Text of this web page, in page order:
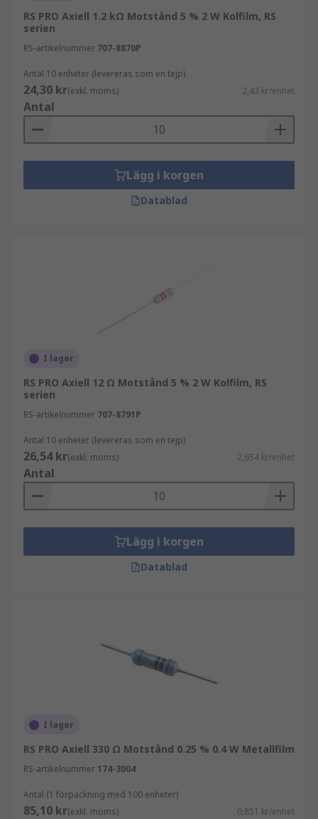
RS PRO Axiell 1.2 kΩ Motstånd 5 % 2 W Kolfilm, RS
serien
RS-artikelnummer 707-8870P
Antal 10 enheter (levereras som en tejp)
24,30 kr(exkl. moms) 2,43 kr/enhet
Antal
Lägg i korgen
Datablad
I lager
RS PRO Axiell 12 Ω Motstånd 5 % 2 W Kolfilm, RS
serien
RS-artikelnummer 707-8791P
Antal 10 enheter (levereras som en tejp)
26,54 kr(exkl. moms) 2,654 kr/enhet
Antal
Lägg i korgen
Datablad
I lager
RS PRO Axiell 330 Ω Motstånd 0.25 % 0.4 W Metallfilm
RS-artikelnummer 174-3004
Antal (1 förpackning med 100 enheter)
85,10 kr(exkl. moms) 0,851 kr/enhet